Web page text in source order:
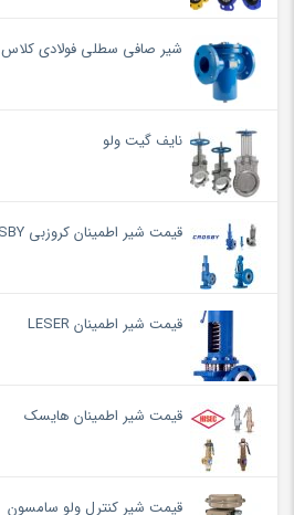
شیر صافی سطلی فولادی کلاس ۱۵۰
نایف گیت ولو
قیمت شیر اطمینان کروزبی CROSBY
قیمت شیر اطمینان LESER
قیمت شیر اطمینان هایسک
قیمت شیر کنترل ولو سامسون